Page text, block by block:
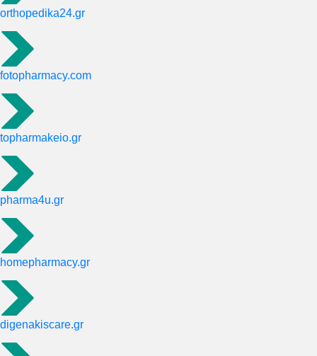
orthopedika24.gr
fotopharmacy.com
topharmakeio.gr
pharma4u.gr
homepharmacy.gr
digenakiscare.gr